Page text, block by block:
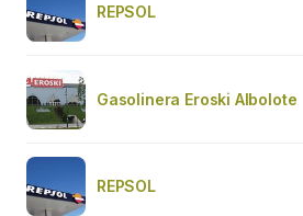
REPSOL
Gasolinera Eroski Albolote
REPSOL